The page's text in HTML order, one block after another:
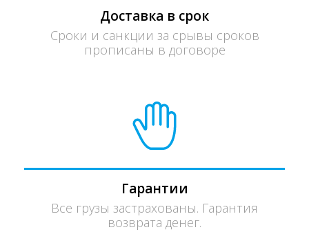
Доставка в срок
Сроки и санкции за срывы сроков
прописаны в договоре
Гарантии
Все грузы застрахованы. Гарантия
возврата денег.